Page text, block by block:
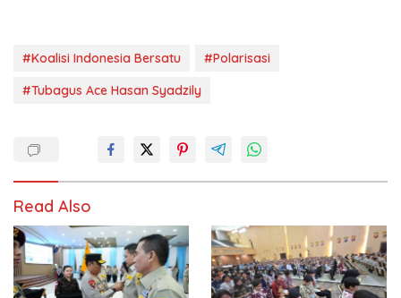
#Koalisi Indonesia Bersatu
#Polarisasi
#Tubagus Ace Hasan Syadzily
Read Also